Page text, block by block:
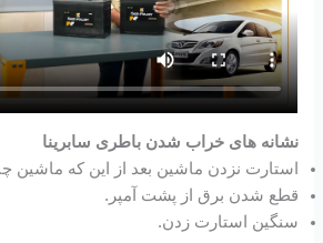
نشانه های خراب شدن باطری سابرینا
استارت نزدن ماشین بعد از این که ماشین
قطع شدن برق از پشت آمپر.
سنگین استارت زدن.